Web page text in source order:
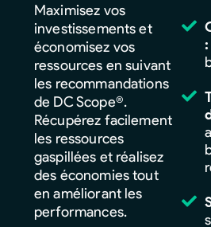
Maximisez vos
investissements et
économisez vos
ressources en suivant
les recommandations
de DC Scope®.
Récupérez facilement
les ressources
gaspillées et réalisez
des économies tout
en améliorant les
performances.